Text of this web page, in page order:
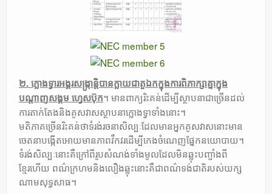
២. ក្លោងទ្វារអង្គរសង្ក្រាន្តិបានក្លាយជាតួឯកក្នុងការពិភាក្សាគ្នាក្នុង
បណ្តាញសង្គម ហ្វេសប៑ុក។ មានពាក្យរិះគន់ដេីម្បីស្ថាបនាជាច្រេីនដល់
ការតាក់តែងនិងគូសវាសស្ថាបនាក្លោងទ្វាទាំងនោះ។
មតិភាគច្រេីនរិះគន់ថាទំរង់រចនាសិល្បៈដែលមានអ្នកគូសវាសនោះមាន
ចេតនាបង្កេីតអោយមានភាពវឹកវរដេីម្បីកេងចំណេញផ្នែកនយោបាយ។
ទំរង់សិល្បៈនោះគឺក្រៅពីរូបសំណង់ទាំងមូលដែលមិនឆ្លុះបញ្ចាំងពី
ខ្មែរហេីយ ពណ៌ក្រហមនិងលឿងឆ្លុះនោះគឺជាពណ៌ទង់ជាតិរបស់យក្ស
ណាមសុទ្ធសាធ។